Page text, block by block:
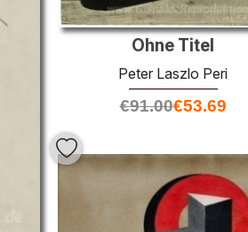
Ohne Titel
Peter Laszlo Peri
€91.00€53.69